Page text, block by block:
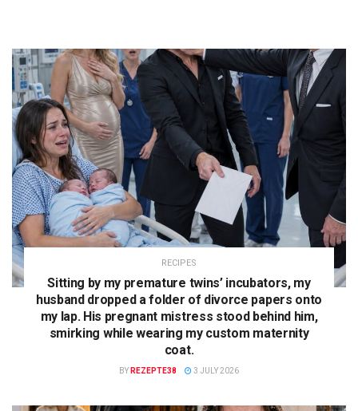
RECIPES
Sitting by my premature twins’ incubators, my
husband dropped a folder of divorce papers onto
my lap. His pregnant mistress stood behind him,
smirking while wearing my custom maternity
coat.
BY REZEPTE38 3 JULY 2026